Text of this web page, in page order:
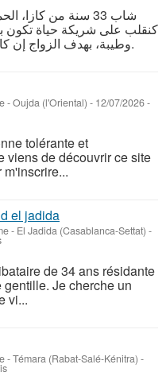
شاب 33 سنة من
كنقلب على شريكة حياة تكون
وطيبة، بهدف الزواج إن كان التفاهم والنصيب.
-Oujda (l'Oriental) - 12/07/2026 -
tolérante et
viens de découvrir ce site
el jadida
- El Jadida (Casablanca-Settat) -
de 34 ans résidante
Je cherche un
vi...
-Témara (Rabat-Salé-Kénitra) -